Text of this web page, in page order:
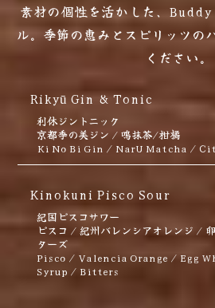
素材の個性を活かした、
ル。季節の恵みとスピリッツの
ください。
Rikyū Gin & Tonic
利休ジントニック
京都季の美ジン / 鳴抹茶/柑橘
Ki No Bi Gin / NarU Matcha /
Kinokuni Pisco Sour
紀国ピスコサワー
ピスコ / 紀州バレンシアオレンジ /
ターズ
Pisco / Valencia Orange / Egg
Syrup / Bitters